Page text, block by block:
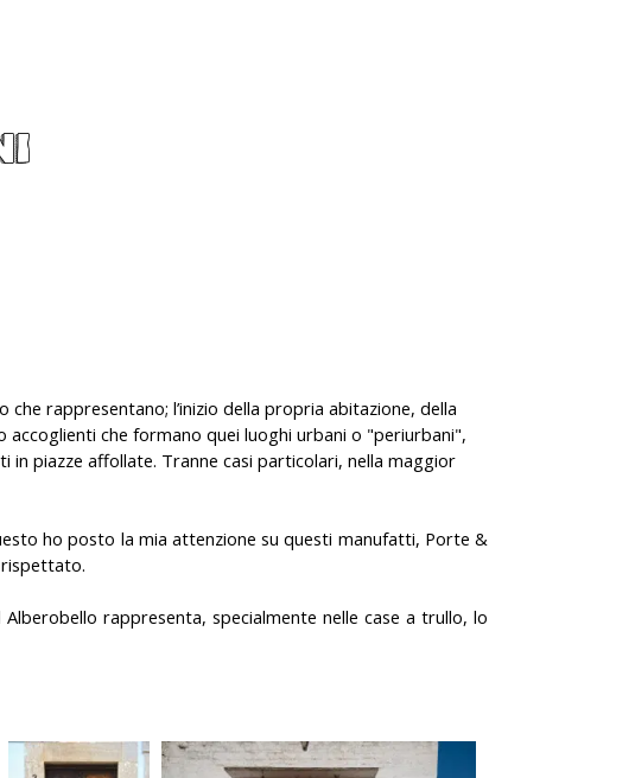
rappresentano; l’inizio della propria abitazione, della
che formano quei luoghi urbani o "periurbani",
piazze affollate. Tranne casi particolari, nella maggior
ho posto la mia attenzione su questi manufatti, Porte &
rappresenta, specialmente nelle case a trullo, lo